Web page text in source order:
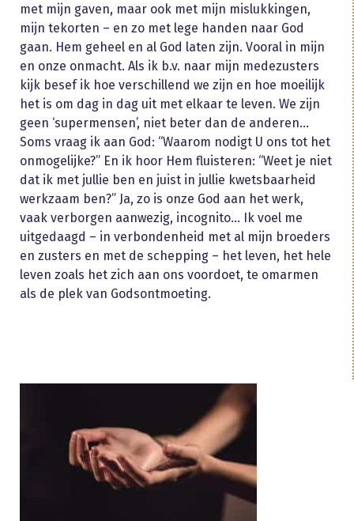
met mijn gaven, maar ook met mijn mislukkingen,
mijn tekorten – en zo met lege handen naar God
gaan. Hem geheel en al God laten zijn. Vooral in mijn
en onze onmacht. Als ik b.v. naar mijn medezusters
kijk besef ik hoe verschillend we zijn en hoe moeilijk
het is om dag in dag uit met elkaar te leven. We zijn
geen ‘supermensen’, niet beter dan de anderen…
Soms vraag ik aan God: “Waarom nodigt U ons tot het
onmogelijke?” En ik hoor Hem fluisteren: “Weet je niet
dat ik met jullie ben en juist in jullie kwetsbaarheid
werkzaam ben?” Ja, zo is onze God aan het werk,
vaak verborgen aanwezig, incognito… Ik voel me
uitgedaagd – in verbondenheid met al mijn broeders
en zusters en met de schepping – het leven, het hele
leven zoals het zich aan ons voordoet, te omarmen
als de plek van Godsontmoeting.